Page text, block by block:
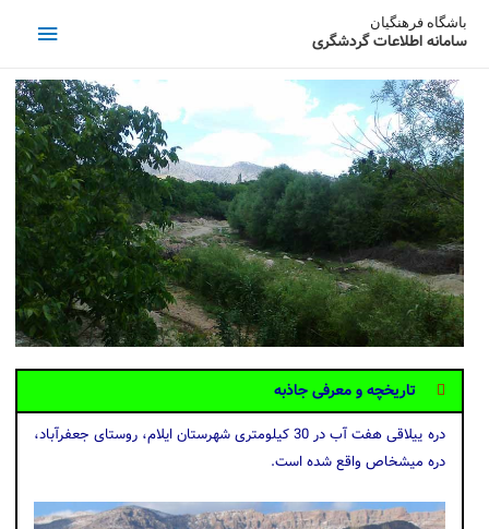
باشگاه فرهنگیان
سامانه اطلاعات گردشگری
تاریخچه و معرفی جاذبه
دره ییلاقی هفت آب در 30 کیلومتری شهرستان ایلام، روستای جعفرآباد،
دره میشخاص واقع شده است.